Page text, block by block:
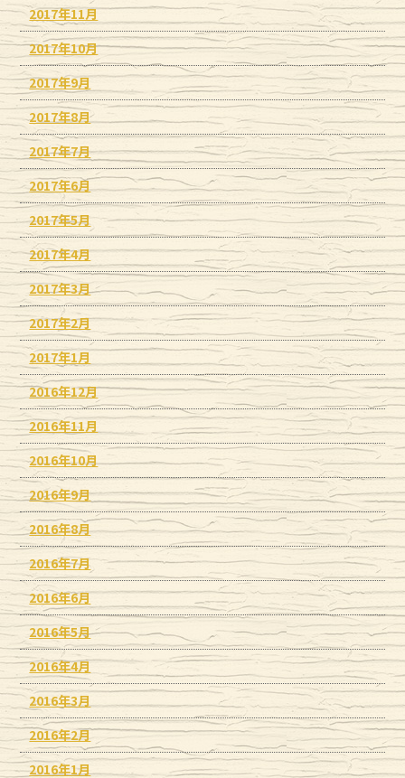
2017年11月
2017年10月
2017年9月
2017年8月
2017年7月
2017年6月
2017年5月
2017年4月
2017年3月
2017年2月
2017年1月
2016年12月
2016年11月
2016年10月
2016年9月
2016年8月
2016年7月
2016年6月
2016年5月
2016年4月
2016年3月
2016年2月
2016年1月